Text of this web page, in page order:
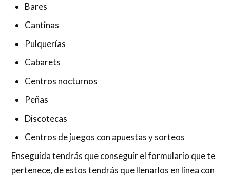
Bares
Cantinas
Pulquerías
Cabarets
Centros nocturnos
Peñas
Discotecas
Centros de juegos con apuestas y sorteos
Enseguida tendrás que conseguir el formulario que te
pertenece, de estos tendrás que llenarlos en línea con